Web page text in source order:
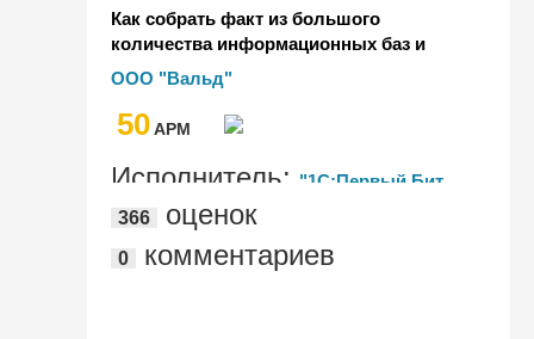
Как собрать факт из большого
количества информационных баз и
распределить его на каждый SKU
ООО "Вальд"
50AРМ
Исполнитель: "1С:Первый Бит,
Санкт-Петербург – Центральный офис"
366 оценок
0 комментариев